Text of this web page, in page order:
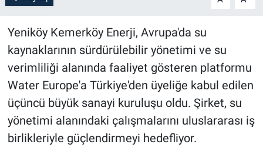
Yeniköy Kemerköy Enerji, Avrupa'da su
kaynaklarının sürdürülebilir yönetimi ve su
verimliliği alanında faaliyet gösteren platformu
Water Europe'a Türkiye'den üyeliğe kabul edilen
üçüncü büyük sanayi kuruluşu oldu. Şirket, su
yönetimi alanındaki çalışmalarını uluslararası iş
birlikleriyle güçlendirmeyi hedefliyor.